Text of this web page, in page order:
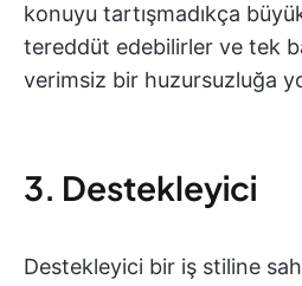
konuyu tartışmadıkça
tereddüt edebilirler ve tek
verimsiz bir huzursuzluğa
3. Destekleyici
Destekleyici bir iş stiline